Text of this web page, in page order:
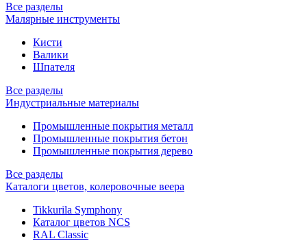
Все разделы
Малярные инструменты
Кисти
Валики
Шпателя
Все разделы
Индустриальные материалы
Промышленные покрытия металл
Промышленные покрытия бетон
Промышленные покрытия дерево
Все разделы
Каталоги цветов, колеровочные веера
Tikkurila Symphony
Каталог цветов NCS
RAL Classic